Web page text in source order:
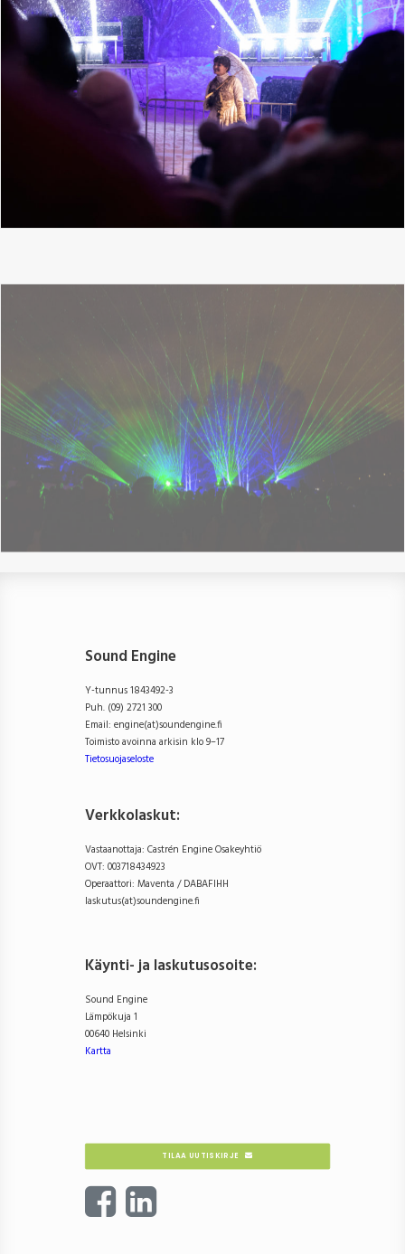
Sound Engine
Y-tunnus 1843492-3
Puh. (09) 2721 300
Email: engine(at)soundengine.fi
Toimisto avoinna arkisin klo 9–17
Tietosuojaseloste
Verkkolaskut:
Vastaanottaja: Castrén Engine Osakeyhtiö
OVT: 003718434923
Operaattori: Maventa / DABAFIHH
laskutus(at)soundengine.fi
Käynti- ja laskutusosoite:
Sound Engine
Lämpökuja 1
00640 Helsinki
Kartta
TILAA UUTISKIRJE